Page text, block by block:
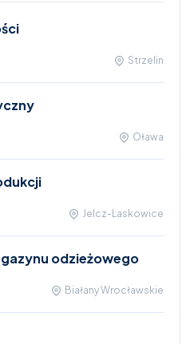
Strzelin
Oława
Jelcz-Laskowice
odzieżowego
Białany Wrocławskie